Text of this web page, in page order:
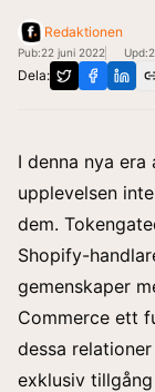
Redaktionen
Pub:22 juni 2022 Upd:
Dela:
I denna nya era
upplevelsen
dem.
Shopify-
gemenskaper
Commerce ett
dessa
exklusiv